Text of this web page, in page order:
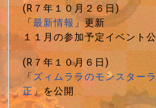
(R７年１０月２６日)
「最新情報」更新
１１月の参加予定イベント公
(R７年１０月６日)
「ズィムララのモンスタ
正」を公開